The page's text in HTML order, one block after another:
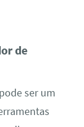
de
ser um